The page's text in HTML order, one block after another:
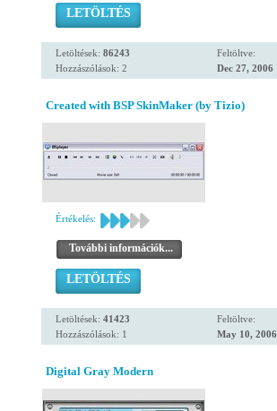
LETÖLTÉS
Letöltések: 86243
Hozzászólások: 2
Feltöltve:
Dec 27, 2006
Created with BSP SkinMaker (by Tizio)
Értékelés:
További információk...
LETÖLTÉS
Letöltések: 41423
Hozzászólások: 1
Feltöltve:
May 10, 2006
Digital Gray Modern